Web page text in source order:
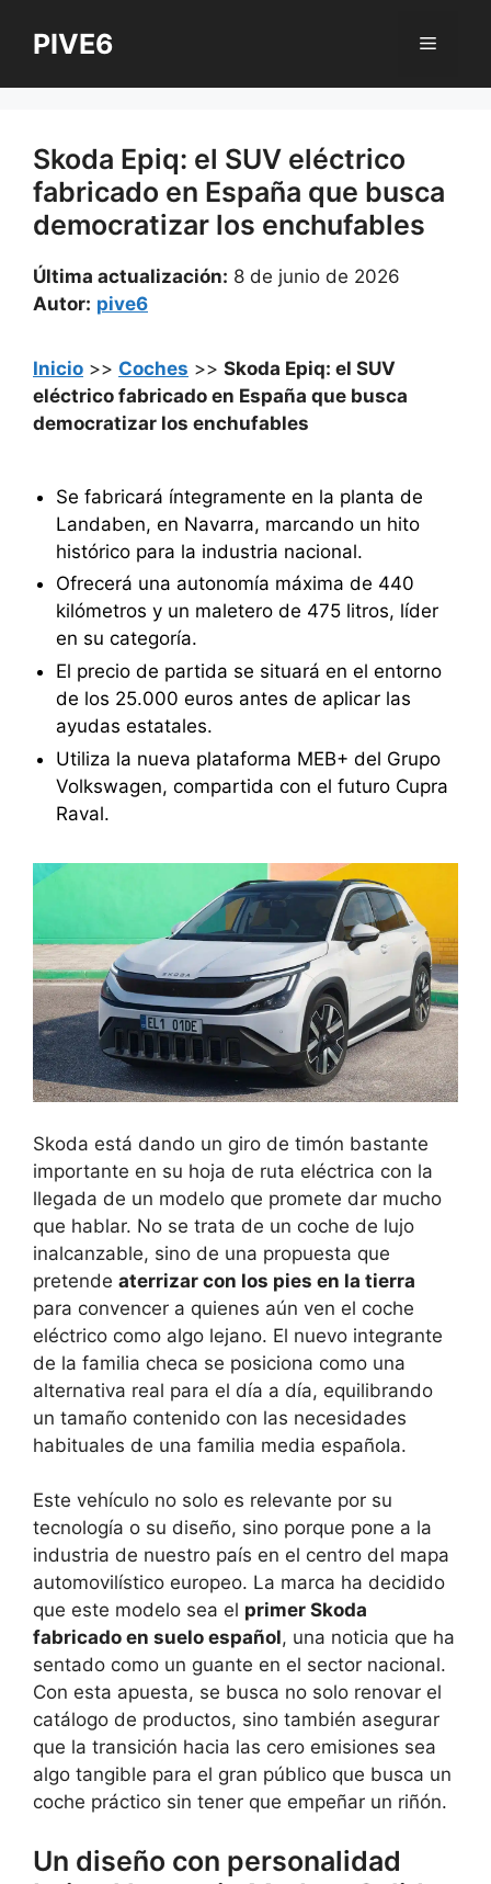
PIVE6 Menú
Skoda Epiq: el SUV eléctrico
fabricado en España que busca
democratizar los enchufables
Última actualización: 8 de junio de 2026
Autor: pive6
Inicio >> Coches >> Skoda Epiq: el SUV
eléctrico fabricado en España que busca
democratizar los enchufables
Se fabricará íntegramente en la planta de
Landaben, en Navarra, marcando un hito
histórico para la industria nacional.
Ofrecerá una autonomía máxima de 440
kilómetros y un maletero de 475 litros, líder
en su categoría.
El precio de partida se situará en el entorno
de los 25.000 euros antes de aplicar las
ayudas estatales.
Utiliza la nueva plataforma MEB+ del Grupo
Volkswagen, compartida con el futuro Cupra
Raval.
Skoda está dando un giro de timón bastante
importante en su hoja de ruta eléctrica con la
llegada de un modelo que promete dar mucho
que hablar. No se trata de un coche de lujo
inalcanzable, sino de una propuesta que
pretende aterrizar con los pies en la tierra
para convencer a quienes aún ven el coche
eléctrico como algo lejano. El nuevo integrante
de la familia checa se posiciona como una
alternativa real para el día a día, equilibrando
un tamaño contenido con las necesidades
habituales de una familia media española.
Este vehículo no solo es relevante por su
tecnología o su diseño, sino porque pone a la
industria de nuestro país en el centro del mapa
automovilístico europeo. La marca ha decidido
que este modelo sea el primer Skoda
fabricado en suelo español, una noticia que ha
sentado como un guante en el sector nacional.
Con esta apuesta, se busca no solo renovar el
catálogo de productos, sino también asegurar
que la transición hacia las cero emisiones sea
algo tangible para el gran público que busca un
coche práctico sin tener que empeñar un riñón.
Un diseño con personalidad